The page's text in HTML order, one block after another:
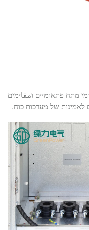
מתח פתאומיים וمقاימים
לאמינות של מערכות כוח.